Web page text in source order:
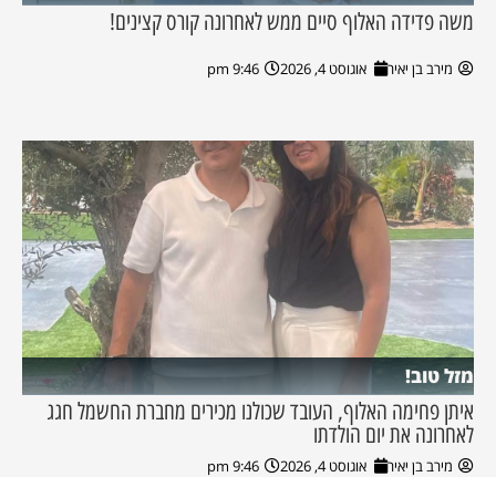
משה פדידה האלוף סיים ממש לאחרונה קורס קצינים!
מירב בן יאיר אוגוסט 4, 2026 9:46 pm
מזל טוב!
איתן פחימה האלוף, העובד שכולנו מכירים מחברת החשמל חגג
לאחרונה את יום הולדתו
מירב בן יאיר אוגוסט 4, 2026 9:46 pm